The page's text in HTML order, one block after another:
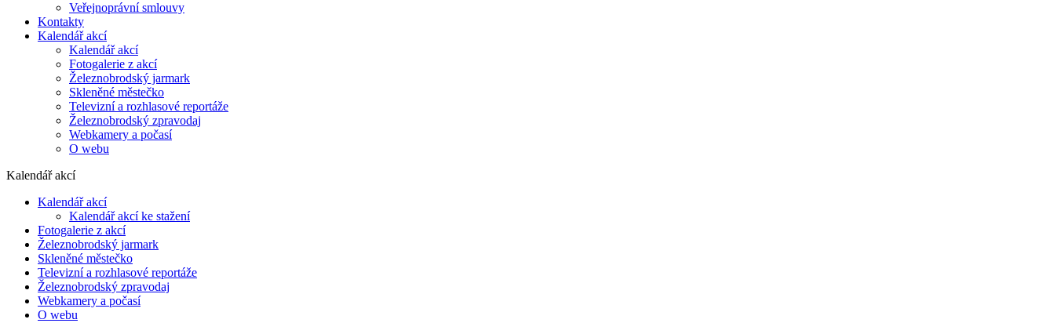
Veřejnoprávní smlouvy
Kontakty
Kalendář akcí
Kalendář akcí
Fotogalerie z akcí
Železnobrodský jarmark
Skleněné městečko
Televizní a rozhlasové reportáže
Železnobrodský zpravodaj
Webkamery a počasí
O webu
Kalendář akcí
Kalendář akcí
Kalendář akcí ke stažení
Fotogalerie z akcí
Železnobrodský jarmark
Skleněné městečko
Televizní a rozhlasové reportáže
Železnobrodský zpravodaj
Webkamery a počasí
O webu